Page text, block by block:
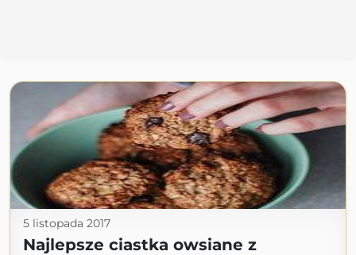
5 listopada 2017
Najlepsze ciastka owsiane z